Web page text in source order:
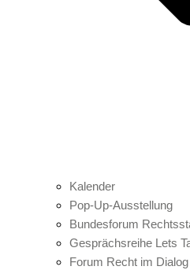
Kalender
Pop-Up-Ausstellung
Bundesforum
Gesprächsreihe Lets
Forum Recht im Dialog